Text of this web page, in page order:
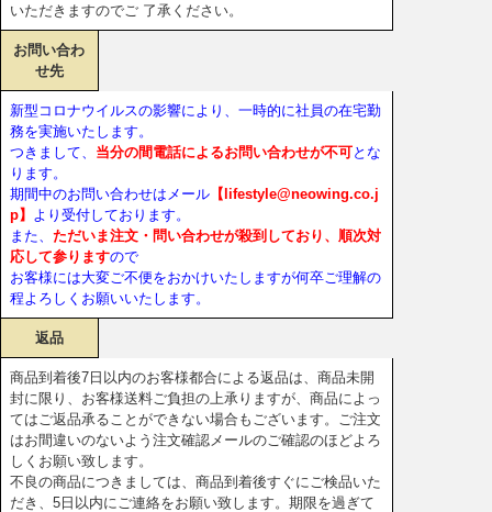
いただきますのでご 了承ください。
お問い合わ
せ先
新型コロナウイルスの影響により、一時的に社員の在宅勤
務を実施いたします。
つきまして、 当分の間電話によるお問い合わせが不可とな
ります。
期間中のお問い合わせはメール 【lifestyle@neowing.co.j
p】
より受付しております。
また、 ただいま注文・問い合わせが殺到しており、順次対
応して参りますので
お客様には大変ご不便をおかけいたしますが何卒ご理解の
程よろしくお願いいたします。
返品
商品到着後7日以内のお客様都合による返品は、商品未開
封に限り、お客様送料ご負担の上承りますが、商品によっ
てはご返品承ることができない場合もございます。ご注文
はお間違いのないよう注文確認メールのご確認のほどよろ
しくお願い致します。
不良の商品につきましては、商品到着後すぐにご検品いた
だき、5日以内にご連絡をお願い致します。期限を過ぎて